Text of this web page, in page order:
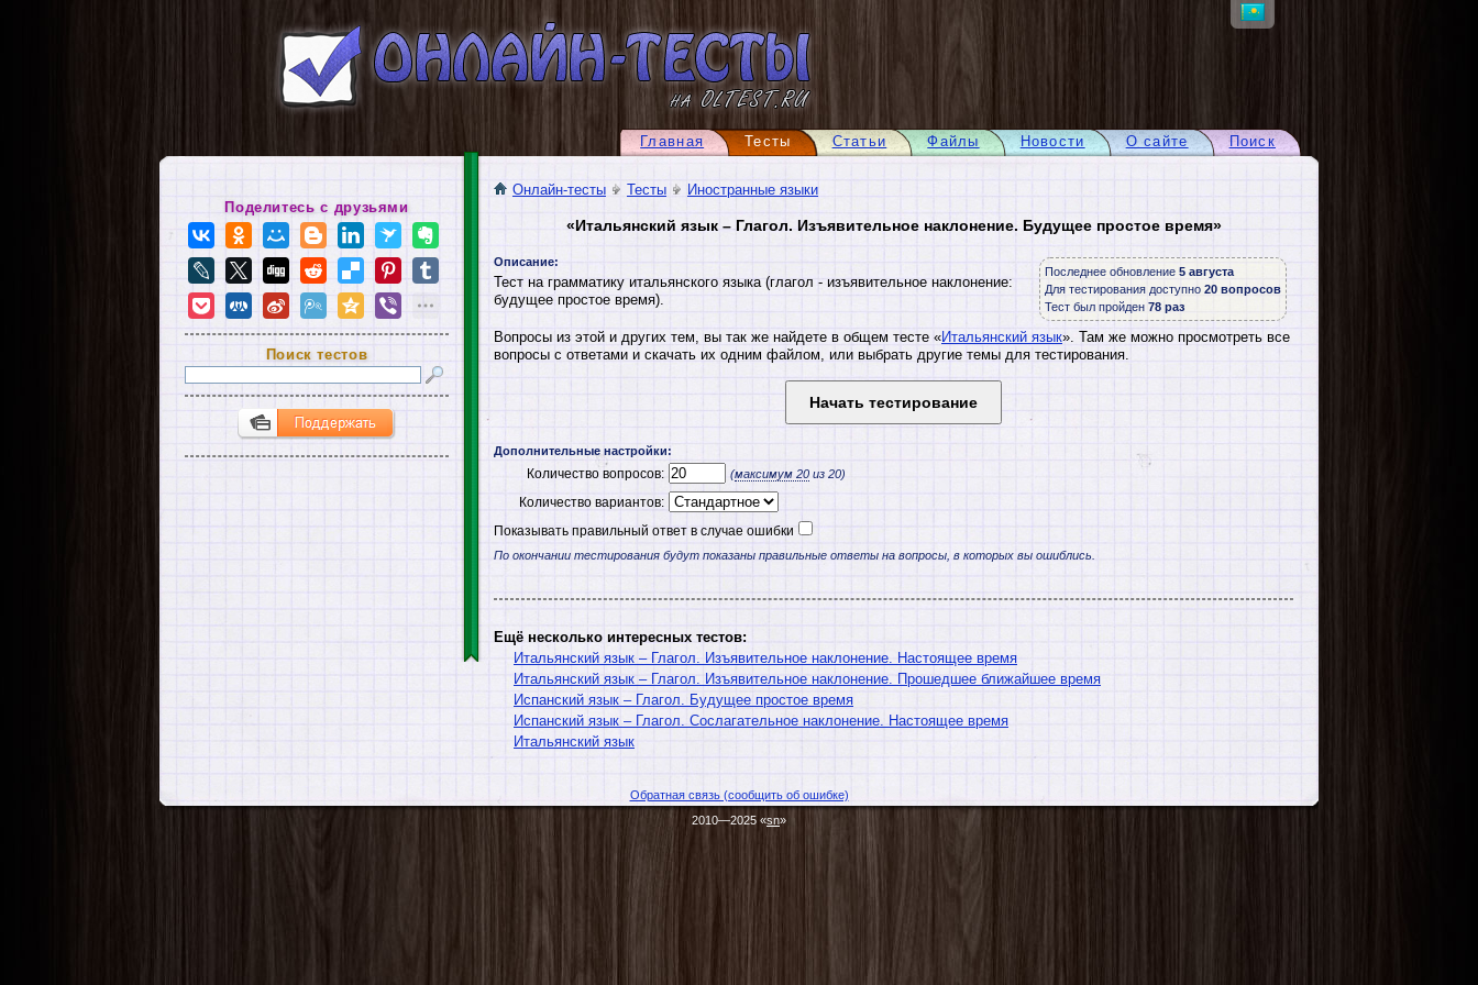
Поиск
О сайте
Новости
Файлы
Статьи
Тесты
Главная
Онлайн-тесты Тесты Иностранные языки
«Итальянский язык – Глагол. Изъявительное наклонение. Будущее простое время»
Последнее обновление 5 августа
Для тестирования доступно 20 вопросов
Тест был пройден 78 раз
Описание:
Тест на грамматику итальянского языка (глагол - изъявительное наклонение:
будущее простое время).
Вопросы из этой и других тем, вы так же найдете в общем тесте «Итальянский язык». Там же можно просмотреть все
вопросы с ответами и скачать их одним файлом, или выбрать другие темы для тестирования.
Дополнительные настройки:
Количество вопросов: (максимум 20 из 20)
Количество вариантов:
Показывать правильный ответ в случае ошибки
По окончании тестирования будут показаны правильные ответы на вопросы, в которых вы ошиблись.
Ещё несколько интересных тестов:
Итальянский язык – Глагол. Изъявительное наклонение. Настоящее время
Итальянский язык – Глагол. Изъявительное наклонение. Прошедшее ближайшее время
Испанский язык – Глагол. Будущее простое время
Испанский язык – Глагол. Сослагательное наклонение. Настоящее время
Итальянский язык
Поделитесь с друзьями
Поиск тестов
Обратная связь (сообщить об ошибке)
2010—2025 «sn»